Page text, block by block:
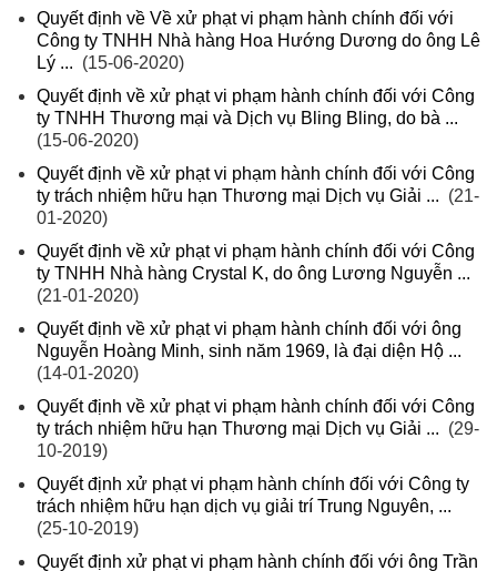
Quyết định về Về xử phạt vi phạm hành chính đối với
Công ty TNHH Nhà hàng Hoa Hướng Dương do ông Lê
Lý ... (15-06-2020)
Quyết định về xử phạt vi phạm hành chính đối với Công
ty TNHH Thương mại và Dịch vụ Bling Bling, do bà ...
(15-06-2020)
Quyết định về xử phạt vi phạm hành chính đối với Công
ty trách nhiệm hữu hạn Thương mại Dịch vụ Giải ... (21-
01-2020)
Quyết định về xử phạt vi phạm hành chính đối với Công
ty TNHH Nhà hàng Crystal K, do ông Lương Nguyễn ...
(21-01-2020)
Quyết định về xử phạt vi phạm hành chính đối với ông
Nguyễn Hoàng Minh, sinh năm 1969, là đại diện Hộ ...
(14-01-2020)
Quyết định về xử phạt vi phạm hành chính đối với Công
ty trách nhiệm hữu hạn Thương mại Dịch vụ Giải ... (29-
10-2019)
Quyết định xử phạt vi phạm hành chính đối với Công ty
trách nhiệm hữu hạn dịch vụ giải trí Trung Nguyên, ...
(25-10-2019)
Quyết định xử phạt vi phạm hành chính đối với ông Trần